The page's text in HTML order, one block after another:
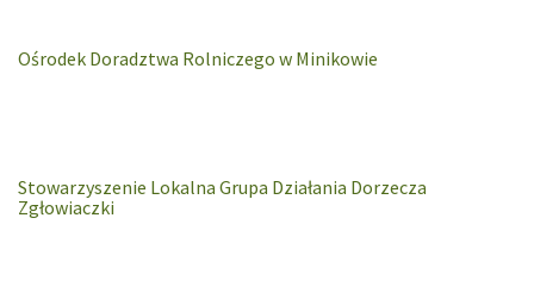
Ośrodek Doradztwa Rolniczego w Minikowie
Stowarzyszenie Lokalna Grupa Działania Dorzecza
Zgłowiaczki